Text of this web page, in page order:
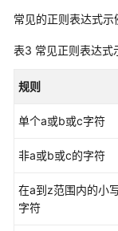
上
传
件
Repo
开
常见的正则表达式示
表3 常见正则表达式
规则
单个a或b或c字符
非a或b或c的字符
在a到z范围内的小
字符